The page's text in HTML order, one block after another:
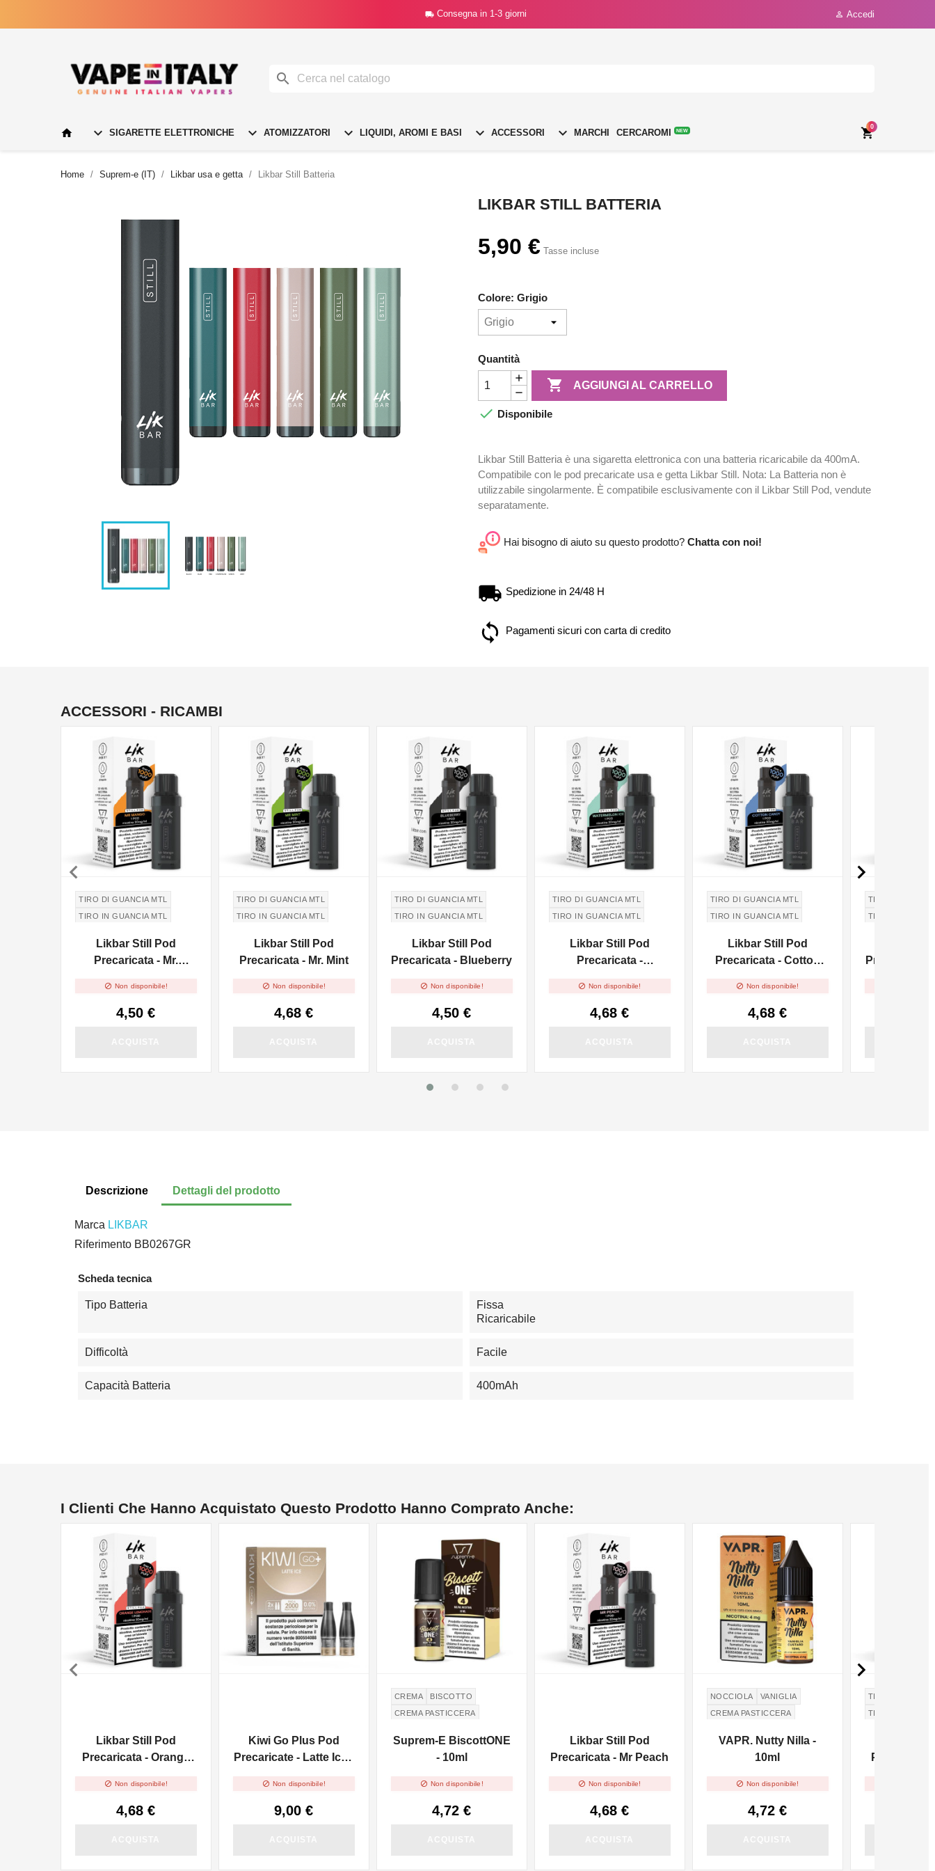
 Consegna in 1-3 giorni  Accedi

  SIGARETTE ELETTRONICHE  ATOMIZZATORI  LIQUIDI, AROMI E BASI  ACCESSORI  MARCHI CERCAROMI NEW 
0
Home Suprem-e (IT) Likbar usa e getta Likbar Still Batteria
LIKBAR STILL BATTERIA
5,90 € Tasse incluse
Colore: Grigio
Quantità
 AGGIUNGI AL CARRELLO
 Disponibile
Likbar Still Batteria è una sigaretta elettronica con una batteria ricaricabile da 400mA.
Compatibile con le pod precaricate usa e getta Likbar Still. Nota: La Batteria non è
utilizzabile singolarmente. È compatibile esclusivamente con il Likbar Still Pod, vendute
separatamente.
Hai bisogno di aiuto su questo prodotto? Chatta con noi!
Spedizione in 24/48 H
Pagamenti sicuri con carta di credito
ACCESSORI - RICAMBI
TIRO DI GUANCIA MTL
TIRO IN GUANCIA MTL
Likbar Still Pod
Precaricata - Mr.
 Non disponibile!
4,50 €
TIRO DI GUANCIA MTL
TIRO IN GUANCIA MTL
Likbar Still Pod
Precaricata - Mr. Mint
 Non disponibile!
4,68 €
TIRO DI GUANCIA MTL
TIRO IN GUANCIA MTL
Likbar Still Pod
Precaricata - Blueberry
 Non disponibile!
4,50 €
TIRO DI GUANCIA MTL
TIRO IN GUANCIA MTL
Likbar Still Pod
Precaricata -
 Non disponibile!
4,68 €
TIRO DI GUANCIA MTL
TIRO IN GUANCIA MTL
Likbar Still Pod
Precaricata - Cotton
 Non disponibile!
4,68 €
TIRO DI
TIRO IN
Precaricata
 
Descrizione Dettagli del prodotto
Marca LIKBAR
Riferimento BB0267GR
Scheda tecnica
Tipo Batteria
Fissa
Ricaricabile
Difficoltà Facile
Capacità Batteria 400mAh
I Clienti Che Hanno Acquistato Questo Prodotto Hanno Comprato Anche:
Likbar Still Pod
Precaricata - Orange
 Non disponibile!
4,68 €
Kiwi Go Plus Pod
Precaricate - Latte Ice -
 Non disponibile!
9,00 €
CREMA
BISCOTTO
CREMA PASTICCERA
Suprem-E BiscottONE
- 10ml
 Non disponibile!
4,72 €
Likbar Still Pod
Precaricata - Mr Peach
 Non disponibile!
4,68 €
NON DISPONIBILE
NOCCIOLA
VANIGLIA
CREMA PASTICCERA
VAPR. Nutty Nilla -
10ml
 Non disponibile!
4,72 €
TIRO DI
TIRO IN
Precaricata
 